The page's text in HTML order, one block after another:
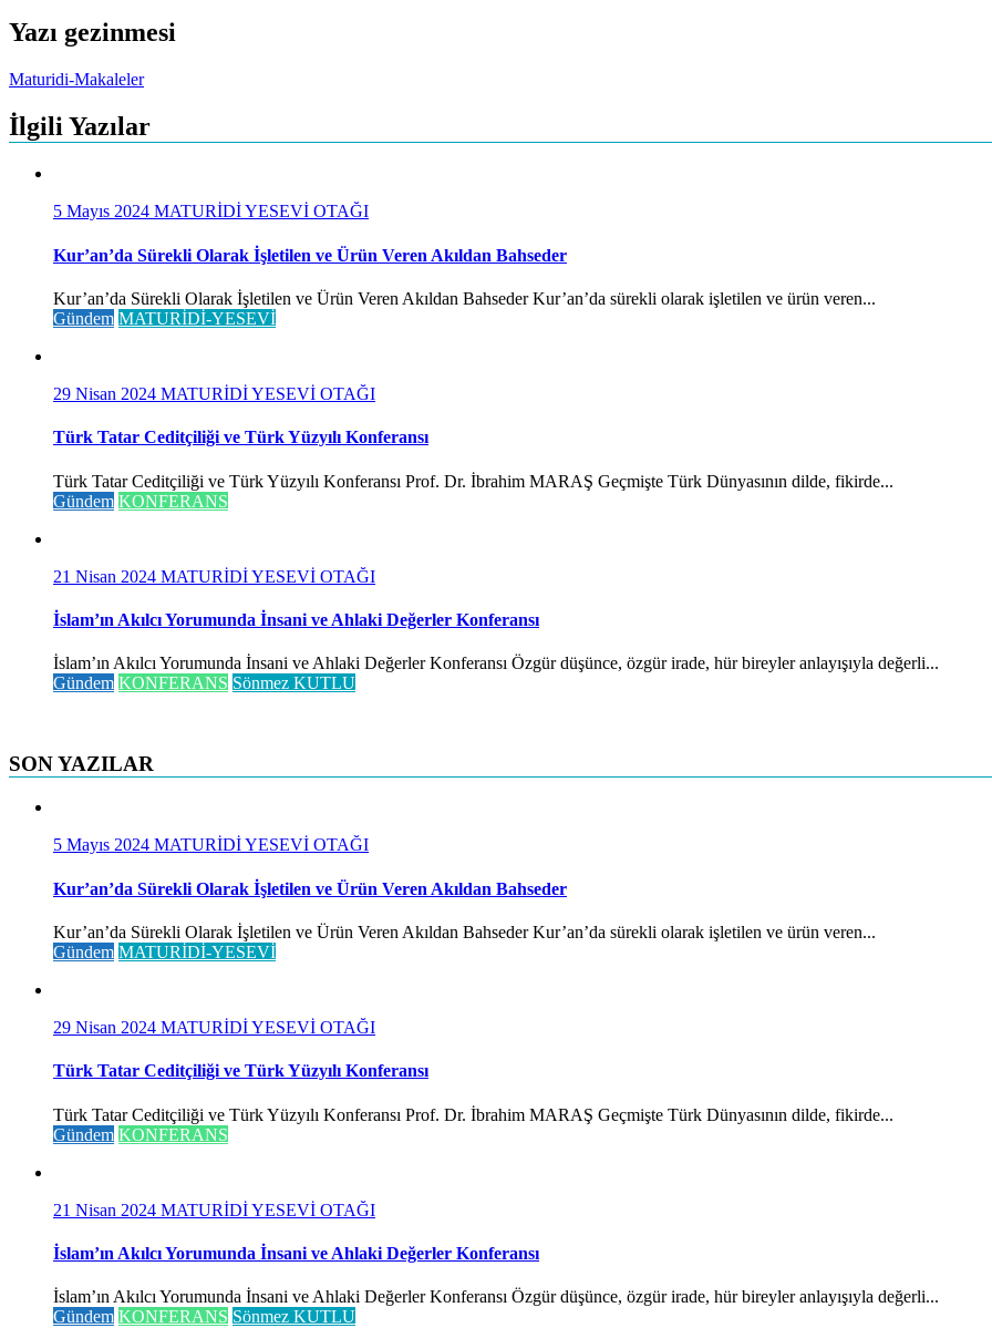
Yazı gezinmesi
Maturidi-Makaleler
İlgili Yazılar
5 Mayıs 2024 MATURİDİ YESEVİ OTAĞI
Kur’an’da Sürekli Olarak İşletilen ve Ürün Veren Akıldan Bahseder
Kur’an’da Sürekli Olarak İşletilen ve Ürün Veren Akıldan Bahseder Kur’an’da sürekli olarak işletilen ve ürün veren...
Gündem MATURİDİ-YESEVİ
29 Nisan 2024 MATURİDİ YESEVİ OTAĞI
Türk Tatar Ceditçiliği ve Türk Yüzyılı Konferansı
Türk Tatar Ceditçiliği ve Türk Yüzyılı Konferansı Prof. Dr. İbrahim MARAŞ Geçmişte Türk Dünyasının dilde, fikirde...
Gündem KONFERANS
21 Nisan 2024 MATURİDİ YESEVİ OTAĞI
İslam’ın Akılcı Yorumunda İnsani ve Ahlaki Değerler Konferansı
İslam’ın Akılcı Yorumunda İnsani ve Ahlaki Değerler Konferansı Özgür düşünce, özgür irade, hür bireyler anlayışıyla değerli...
Gündem KONFERANS Sönmez KUTLU
SON YAZILAR
5 Mayıs 2024 MATURİDİ YESEVİ OTAĞI
Kur’an’da Sürekli Olarak İşletilen ve Ürün Veren Akıldan Bahseder
Kur’an’da Sürekli Olarak İşletilen ve Ürün Veren Akıldan Bahseder Kur’an’da sürekli olarak işletilen ve ürün veren...
Gündem MATURİDİ-YESEVİ
29 Nisan 2024 MATURİDİ YESEVİ OTAĞI
Türk Tatar Ceditçiliği ve Türk Yüzyılı Konferansı
Türk Tatar Ceditçiliği ve Türk Yüzyılı Konferansı Prof. Dr. İbrahim MARAŞ Geçmişte Türk Dünyasının dilde, fikirde...
Gündem KONFERANS
21 Nisan 2024 MATURİDİ YESEVİ OTAĞI
İslam’ın Akılcı Yorumunda İnsani ve Ahlaki Değerler Konferansı
İslam’ın Akılcı Yorumunda İnsani ve Ahlaki Değerler Konferansı Özgür düşünce, özgür irade, hür bireyler anlayışıyla değerli...
Gündem KONFERANS Sönmez KUTLU